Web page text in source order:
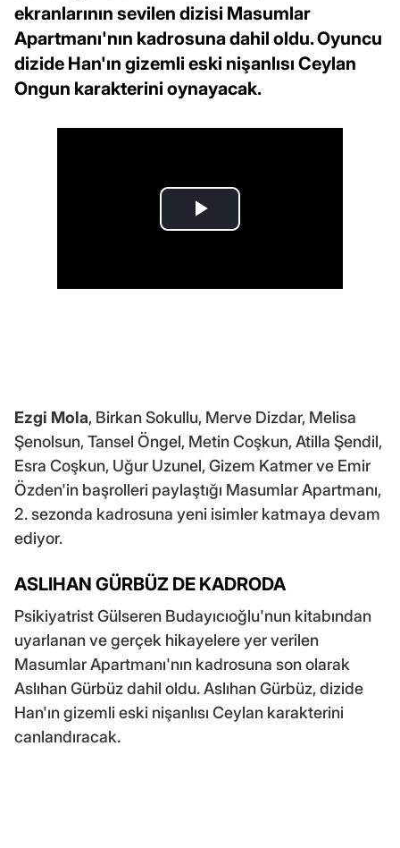
ekranlarının sevilen dizisi Masumlar
Apartmanı'nın kadrosuna dahil oldu. Oyuncu
dizide Han'ın gizemli eski nişanlısı Ceylan
Ongun karakterini oynayacak.
Ezgi Mola, Birkan Sokullu, Merve Dizdar, Melisa
Şenolsun, Tansel Öngel, Metin Coşkun, Atilla Şendil,
Esra Coşkun, Uğur Uzunel, Gizem Katmer ve Emir
Özden'in başrolleri paylaştığı Masumlar Apartmanı,
2. sezonda kadrosuna yeni isimler katmaya devam
ediyor.
ASLIHAN GÜRBÜZ DE KADRODA
Psikiyatrist Gülseren Budayıcıoğlu'nun kitabından
uyarlanan ve gerçek hikayelere yer verilen
Masumlar Apartmanı'nın kadrosuna son olarak
Aslıhan Gürbüz dahil oldu. Aslıhan Gürbüz, dizide
Han'ın gizemli eski nişanlısı Ceylan karakterini
canlandıracak.